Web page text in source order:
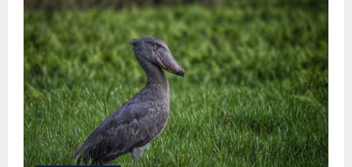
Costa
de
los
Esqueletos
en
Namibia